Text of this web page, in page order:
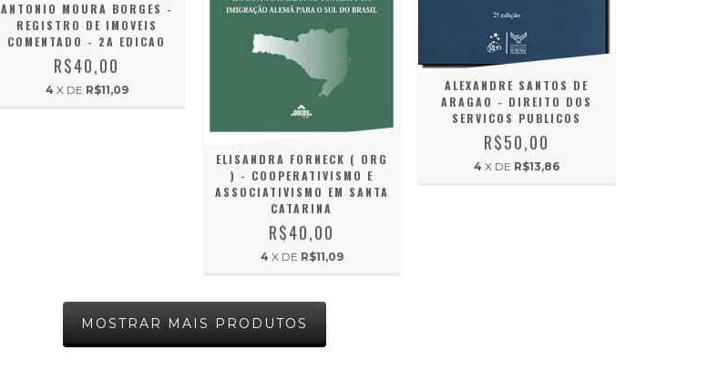
ANTONIO MOURA BORGES -
REGISTRO DE IMOVEIS
COMENTADO - 2A EDICAO
R$40,00
4 X DE R$11,09
ELISANDRA FORNECK ( ORG
) - COOPERATIVISMO E
ASSOCIATIVISMO EM SANTA
CATARINA
R$40,00
4 X DE R$11,09
ALEXANDRE SANTOS DE
ARAGAO - DIREITO DOS
SERVICOS PUBLICOS
R$50,00
4 X DE R$13,86
MOSTRAR MAIS PRODUTOS